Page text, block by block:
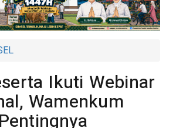
Ikuti Webinar
Wamenkum